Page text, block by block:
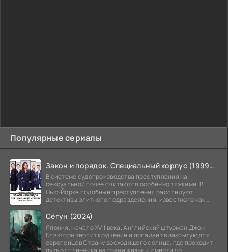
Популярные сериалы
Закон и порядок. Специальный корпус (1999-2026)
В системе судопроизводства преступления на
сексуальной почве считаются особенно тяжкими. В
Нью-Йорке подобные преступления расследуют
детективы элитного подразделения, известного как
Сёгун (2024)
Япония, начало XVII века. Английский штурман Джон
Блэкторн терпит крушение и попадает в закрытую для
европейцев Страну восходящего солнца, где проходит